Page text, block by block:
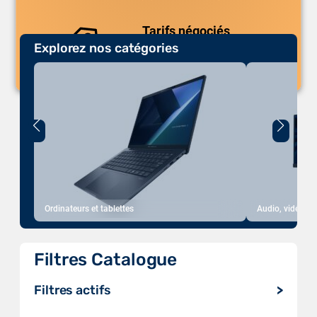
Explorez nos catégories
Ordinateurs et tablettes Audio, vidéo,
Filtres Catalogue
Filtres actifs
Tarifs négociés
Des prix compétitifs adaptés aux